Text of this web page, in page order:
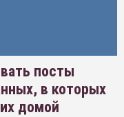
посты
в которых
домой